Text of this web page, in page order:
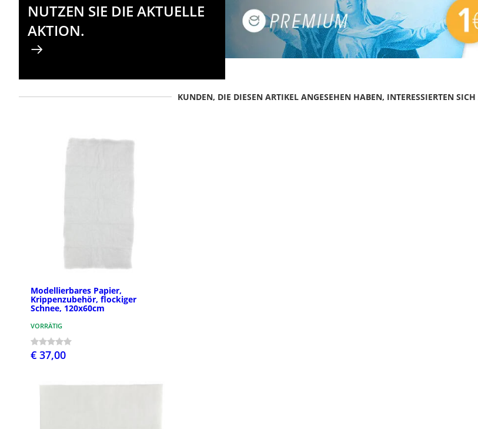
NUTZEN SIE DIE AKTUELLE
AKTION.
KUNDEN, DIE DIESEN ARTIKEL ANGESEHEN HABEN, INTERESSIERTEN
Modellierbares Papier,
Krippenzubehör, flockiger
Schnee, 120x60cm
VORRÄTIG
€ 37,00